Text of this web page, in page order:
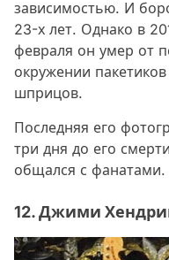
зависимостью. И
23-х лет. Однако в
февраля он умер от
окружении
шприцов.
Последняя его
три дня до его
общался с фанатами.
12. Джими